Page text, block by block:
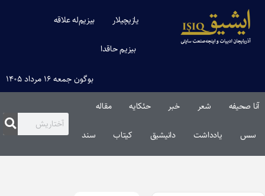
یازیچیلار بیزیم‌له علاقه
بیزیم حاقدا
بوگون جمعه ۱۶ مرداد ۱۴۰۵
آنا صحیفه شعر خبر حئکایه مقاله‌
سس یادداشت دانیشیق کیتاب سند